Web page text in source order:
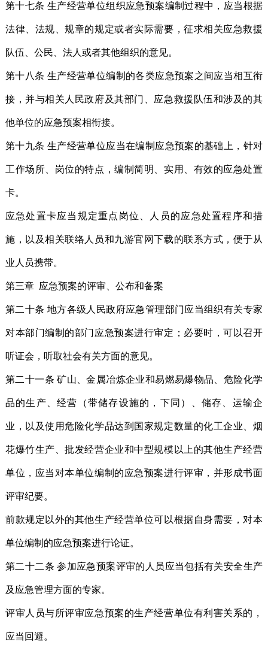
第十七条 生产经营单位组织应急预案编制过程中，应当根据
法律、法规、规章的规定或者实际需要，征求相关应急救援
队伍、公民、法人或者其他组织的意见。
第十八条 生产经营单位编制的各类应急预案之间应当相互衔
接，并与相关人民政府及其部门、应急救援队伍和涉及的其
他单位的应急预案相衔接。
第十九条 生产经营单位应当在编制应急预案的基础上，针对
工作场所、岗位的特点，编制简明、实用、有效的应急处置
卡。
应急处置卡应当规定重点岗位、人员的应急处置程序和措
施，以及相关联络人员和九游官网下载的联系方式，便于从
业人员携带。
第三章 应急预案的评审、公布和备案
第二十条 地方各级人民政府应急管理部门应当组织有关专家
对本部门编制的部门应急预案进行审定；必要时，可以召开
听证会，听取社会有关方面的意见。
第二十一条 矿山、金属冶炼企业和易燃易爆物品、危险化学
品的生产、经营（带储存设施的，下同）、储存、运输企
业，以及使用危险化学品达到国家规定数量的化工企业、烟
花爆竹生产、批发经营企业和中型规模以上的其他生产经营
单位，应当对本单位编制的应急预案进行评审，并形成书面
评审纪要。
前款规定以外的其他生产经营单位可以根据自身需要，对本
单位编制的应急预案进行论证。
第二十二条 参加应急预案评审的人员应当包括有关安全生产
及应急管理方面的专家。
评审人员与所评审应急预案的生产经营单位有利害关系的，
应当回避。